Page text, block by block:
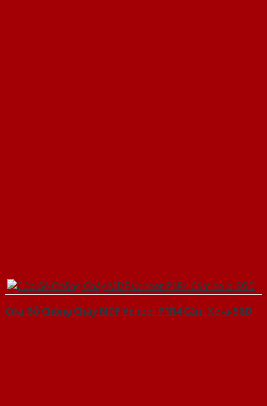
Cửa Gỗ Chống Cháy MDF Veneer P1R4 Căm Xe-a-SGD